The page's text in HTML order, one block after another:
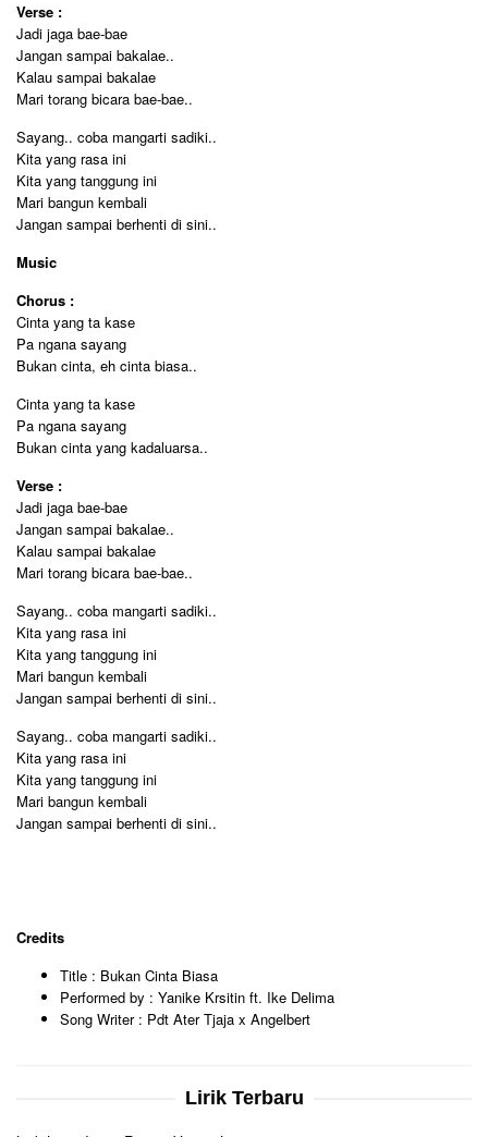
Verse :
Jadi jaga bae-bae
Jangan sampai bakalae..
Kalau sampai bakalae
Mari torang bicara bae-bae..
Sayang.. coba mangarti sadiki..
Kita yang rasa ini
Kita yang tanggung ini
Mari bangun kembali
Jangan sampai berhenti di sini..
Music
Chorus :
Cinta yang ta kase
Pa ngana sayang
Bukan cinta, eh cinta biasa..
Cinta yang ta kase
Pa ngana sayang
Bukan cinta yang kadaluarsa..
Verse :
Jadi jaga bae-bae
Jangan sampai bakalae..
Kalau sampai bakalae
Mari torang bicara bae-bae..
Sayang.. coba mangarti sadiki..
Kita yang rasa ini
Kita yang tanggung ini
Mari bangun kembali
Jangan sampai berhenti di sini..
Sayang.. coba mangarti sadiki..
Kita yang rasa ini
Kita yang tanggung ini
Mari bangun kembali
Jangan sampai berhenti di sini..
Credits
Title : Bukan Cinta Biasa
Performed by : Yanike Krsitin ft. Ike Delima
Song Writer : Pdt Ater Tjaja x Angelbert
Lirik Terbaru